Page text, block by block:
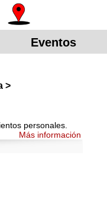
Eventos
>
personales.
Más información